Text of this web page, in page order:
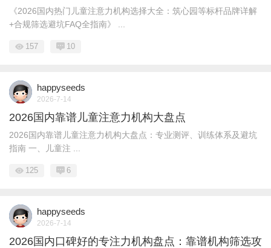
《2026国内热门儿童注意力机构选择大全：筑心园等标杆品牌详解
+合规筛选避坑FAQ全指南》 ...
157 10
happyseeds
2026-7-14
2026国内靠谱儿童注意力机构大盘点
2026国内靠谱儿童注意力机构大盘点：专业测评、训练体系及避坑
指南 一、儿童注 ...
125 6
happyseeds
2026-7-14
2026国内口碑好的专注力机构盘点：靠谱机构筛选攻